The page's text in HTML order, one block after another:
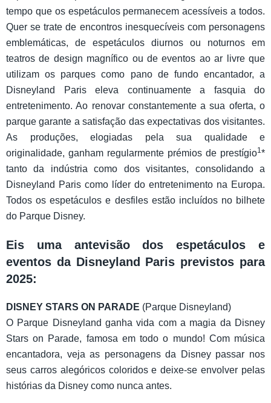
tempo que os espetáculos permanecem acessíveis a todos.
Quer se trate de encontros inesquecíveis com personagens
emblemáticas, de espetáculos diurnos ou noturnos em
teatros de design magnífico ou de eventos ao ar livre que
utilizam os parques como pano de fundo encantador, a
Disneyland Paris eleva continuamente a fasquia do
entretenimento. Ao renovar constantemente a sua oferta, o
parque garante a satisfação das expectativas dos visitantes.
As produções, elogiadas pela sua qualidade e
originalidade, ganham regularmente prémios de prestígio1 *
tanto da indústria como dos visitantes, consolidando a
Disneyland Paris como líder do entretenimento na Europa.
Todos os espetáculos e desfiles estão incluídos no bilhete
do Parque Disney.
Eis uma antevisão dos espetáculos e
eventos da Disneyland Paris previstos para
2025:
DISNEY STARS ON PARADE (Parque Disneyland)
O Parque Disneyland ganha vida com a magia da Disney
Stars on Parade, famosa em todo o mundo! Com música
encantadora, veja as personagens da Disney passar nos
seus carros alegóricos coloridos e deixe-se envolver pelas
histórias da Disney como nunca antes.